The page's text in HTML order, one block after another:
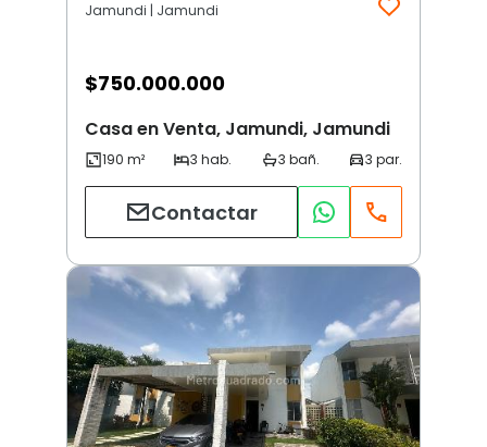
Jamundi | Jamundi
$750.000.000
Casa en Venta, Jamundi, Jamundi
Contactar